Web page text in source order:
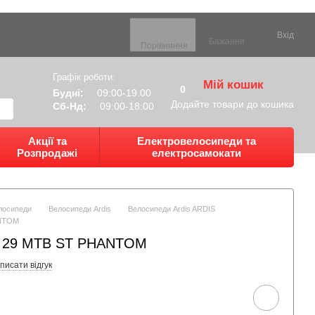
Порівняння
Бажання
Вхід
Графік роботи:
Будні:
09:00-19.00
Сб-Нд:
09:00-18:00
0 Мій кошик
Додайте товари до кошика
Акції та
Розпродажі
Електровелосипеди та
електросамокати
Велосипеди Ardis
Велосипеди Ardis ARDIS
MTB ST PHANTOM
відгук